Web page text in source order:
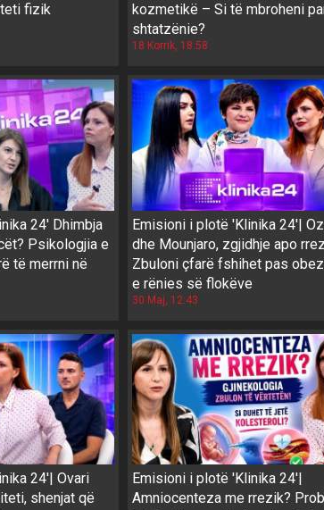
fizik
kozmetikë – Si të mbroheni
shtatzënie?
18 Korrik, 18:58
24' Dhimbja
Psikologjia e
të merrni në
Emisioni i plotë 'Klinika 24'|
dhe Mounjaro, zgjidhje apo
Zbuloni çfarë fshihet pas
e rënies së flokëve
30 Maj, 12:43
24'| Ovari
shenjat që
Emisioni i plotë 'Klinika 24'|
Amniocenteza me rrezik?